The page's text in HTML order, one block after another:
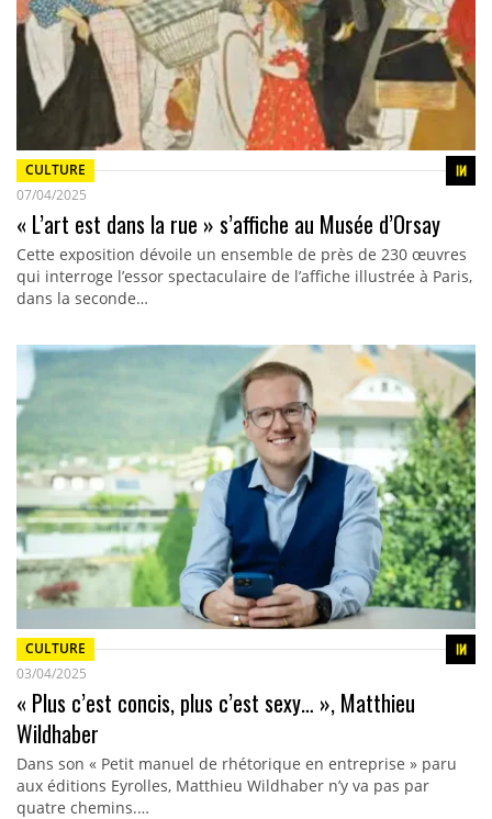
CULTURE
07/04/2025
« L’art est dans la rue » s’affiche au Musée d’Orsay
Cette exposition dévoile un ensemble de près de 230 œuvres
qui interroge l’essor spectaculaire de l’affiche illustrée à Paris,
dans la seconde…
CULTURE
03/04/2025
« Plus c’est concis, plus c’est sexy… », Matthieu
Wildhaber
Dans son « Petit manuel de rhétorique en entreprise » paru
aux éditions Eyrolles, Matthieu Wildhaber n’y va pas par
quatre chemins.…